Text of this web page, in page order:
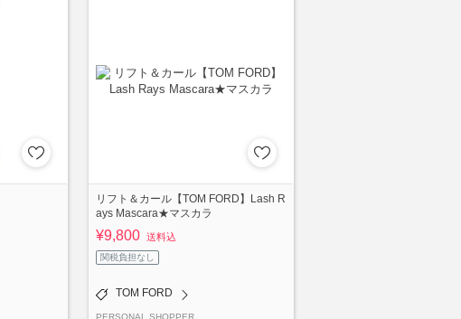
リフト＆カール【TOM FORD】Lash R
ays Mascara★マスカラ
¥9,800 送料込
関税負担なし
TOM FORD
PERSONAL SHOPPER